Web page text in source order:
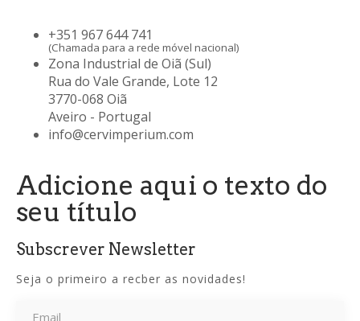
+351 967 644 741
(Chamada para a rede móvel nacional)
Zona Industrial de Oiã (Sul)
Rua do Vale Grande, Lote 12
3770-068 Oiã
Aveiro - Portugal
info@cervimperium.com
Adicione aqui o texto do
seu título
Subscrever Newsletter
Seja o primeiro a recber as novidades!